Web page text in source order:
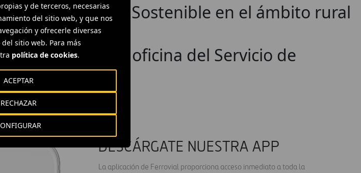
y de terceros, necesarias
del sitio web, y que nos
y ofrecerle diversas
sitio web. Para más
política de cookies.
RECHAZAR
ACEPTAR
Rehabilitación Sostenible en el ámbito rural
en la nueva oficina del Servicio de
DESCÁRGATE NUESTRA APP
La aplicación de Ferrovial proporciona acceso inmediato a toda la